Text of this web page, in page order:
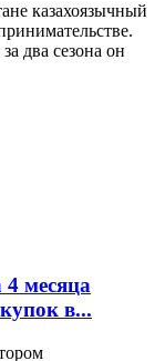
казахоязычный
два сезона он
4 месяца
в...